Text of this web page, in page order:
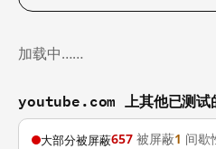
加载中……
youtube.com 上其他已测试
大部分被屏蔽657 被屏蔽1 间歇